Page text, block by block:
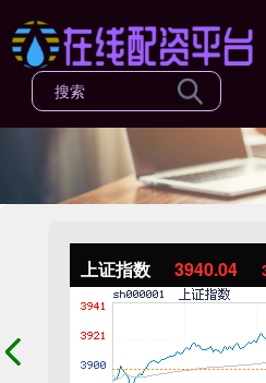
上证指数 3940.04